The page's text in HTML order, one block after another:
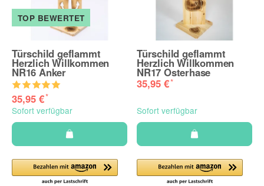
TOP BEWERTET
Türschild geflammt
Herzlich Willkommen
NR16 Anker
35,95 €*
Sofort verfügbar
Türschild geflammt
Herzlich Willkommen
NR17 Osterhase
35,95 €*
Sofort verfügbar